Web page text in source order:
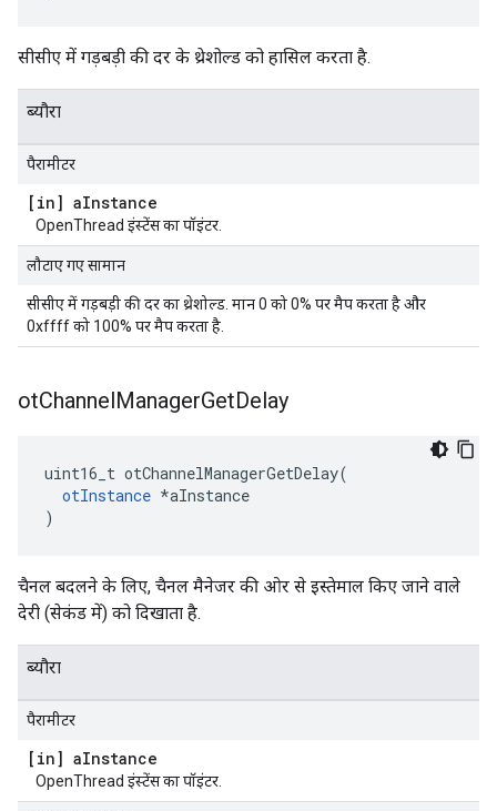
सीसीए में गड़बड़ी की दर के थ्रेशोल्ड को हासिल करता है.
ब्यौरा
पैरामीटर
[in] aInstance
OpenThread इंस्टेंस का पॉइंटर.
लौटाए गए सामान
सीसीए में गड़बड़ी की दर का थ्रेशोल्ड. मान 0 को 0% पर मैप करता है और
0xffff को 100% पर मैप करता है.
otChannelManagerGetDelay
uint16_t otChannelManagerGetDelay(
otInstance *aInstance
)
चैनल बदलने के लिए, चैनल मैनेजर की ओर से इस्तेमाल किए जाने वाले
देरी (सेकंड में) को दिखाता है.
ब्यौरा
पैरामीटर
[in] aInstance
OpenThread इंस्टेंस का पॉइंटर.